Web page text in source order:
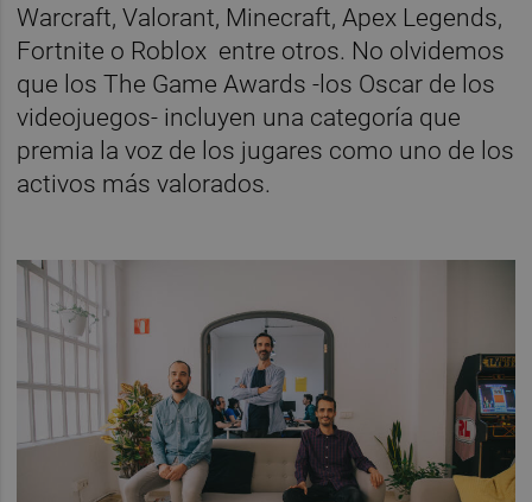
Warcraft, Valorant, Minecraft, Apex Legends,
Fortnite o Roblox entre otros. No olvidemos
que los The Game Awards -los Oscar de los
videojuegos- incluyen una categoría que
premia la voz de los jugares como uno de los
activos más valorados.